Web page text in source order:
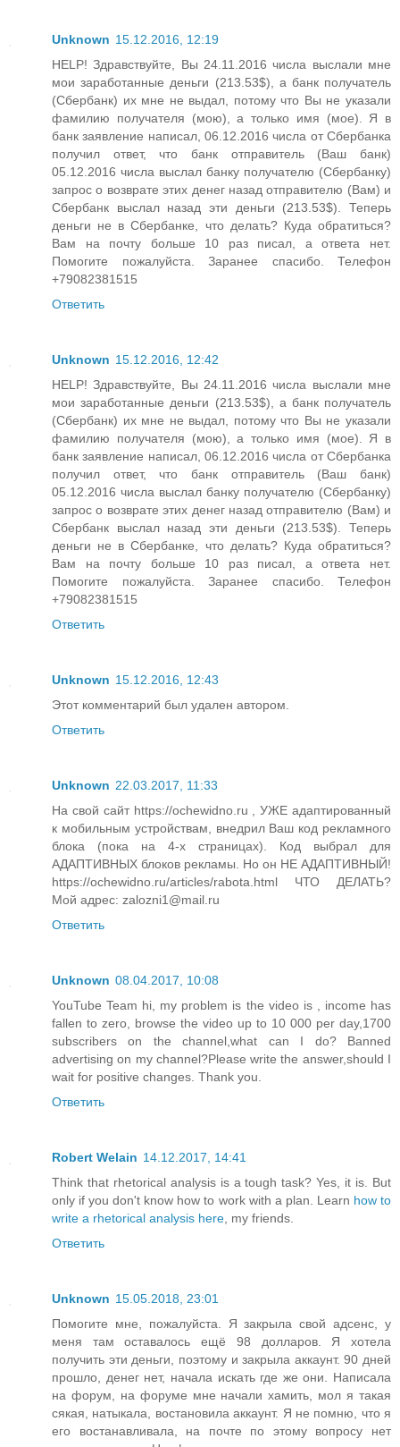
Unknown 15.12.2016, 12:19
HELP! Здравствуйте, Вы 24.11.2016 числа выслали мне
мои заработанные деньги (213.53$), а банк получатель
(Сбербанк) их мне не выдал, потому что Вы не указали
фамилию получателя (мою), а только имя (мое). Я в
банк заявление написал, 06.12.2016 числа от Сбербанка
получил ответ, что банк отправитель (Ваш банк)
05.12.2016 числа выслал банку получателю (Сбербанку)
запрос о возврате этих денег назад отправителю (Вам) и
Сбербанк выслал назад эти деньги (213.53$). Теперь
деньги не в Сбербанке, что делать? Куда обратиться?
Вам на почту больше 10 раз писал, а ответа нет.
Помогите пожалуйста. Заранее спасибо. Телефон
+79082381515
Ответить
Unknown 15.12.2016, 12:42
HELP! Здравствуйте, Вы 24.11.2016 числа выслали мне
мои заработанные деньги (213.53$), а банк получатель
(Сбербанк) их мне не выдал, потому что Вы не указали
фамилию получателя (мою), а только имя (мое). Я в
банк заявление написал, 06.12.2016 числа от Сбербанка
получил ответ, что банк отправитель (Ваш банк)
05.12.2016 числа выслал банку получателю (Сбербанку)
запрос о возврате этих денег назад отправителю (Вам) и
Сбербанк выслал назад эти деньги (213.53$). Теперь
деньги не в Сбербанке, что делать? Куда обратиться?
Вам на почту больше 10 раз писал, а ответа нет.
Помогите пожалуйста. Заранее спасибо. Телефон
+79082381515
Ответить
Unknown 15.12.2016, 12:43
Этот комментарий был удален автором.
Ответить
Unknown 22.03.2017, 11:33
На свой сайт https://ochewidno.ru , УЖЕ адаптированный
к мобильным устройствам, внедрил Ваш код рекламного
блока (пока на 4-х страницах). Код выбрал для
АДАПТИВНЫХ блоков рекламы. Но он НЕ АДАПТИВНЫЙ!
https://ochewidno.ru/articles/rabota.html ЧТО ДЕЛАТЬ?
Мой адрес: zalozni1@mail.ru
Ответить
Unknown 08.04.2017, 10:08
YouTube Team hi, my problem is the video is , income has
fallen to zero, browse the video up to 10 000 per day,1700
subscribers on the channel,what can I do? Banned
advertising on my channel?Please write the answer,should I
wait for positive changes. Thank you.
Ответить
Robert Welain 14.12.2017, 14:41
Think that rhetorical analysis is a tough task? Yes, it is. But
only if you don't know how to work with a plan. Learn how to
write a rhetorical analysis here, my friends.
Ответить
Unknown 15.05.2018, 23:01
Помогите мне, пожалуйста. Я закрыла свой адсенс, у
меня там оставалось ещё 98 долларов. Я хотела
получить эти деньги, поэтому и закрыла аккаунт. 90 дней
прошло, денег нет, начала искать где же они. Написала
на форум, на форуме мне начали хамить, мол я такая
сякая, натыкала, востановила аккаунт. Я не помню, что я
его востанавливала, на почте по этому вопросу нет